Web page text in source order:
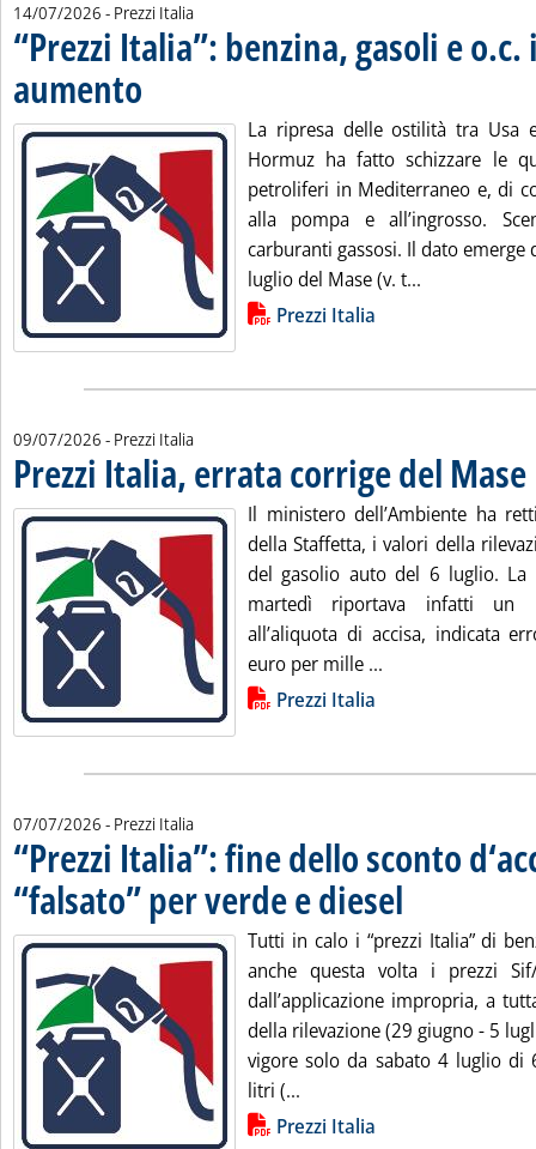
14/07/2026 - Prezzi Italia
“Prezzi Italia”: benzina, gasoli e
aumento . Pubblicata martedì 14 luglio 2026 alle 12.25.
La ripresa delle ostilità tra Usa
Hormuz ha fatto schizzare le
petroliferi in Mediterraneo e, di
alla pompa e all’ingrosso.
carburanti gassosi. Il dato emerge
luglio del Mase (v. t...
Lista allegati PDF alla notizia
Prezzi Italia
09/07/2026 - Prezzi Italia
Prezzi Italia, errata corrige del Mase
Il ministero dell’Ambiente ha
della Staffetta, i valori della
del gasolio auto del 6 luglio. La
martedì riportava infatti un
all’aliquota di accisa, indicata
euro per mille ...
Lista allegati PDF alla notizia
Prezzi Italia
07/07/2026 - Prezzi Italia
“Prezzi Italia”: fine dello sconto
“falsato” per verde e diesel
Tutti in calo i “prezzi Italia” di
anche questa volta i prezzi
dall’applicazione impropria, a
della rilevazione (29 giugno - 5
vigore solo da sabato 4 luglio di
litri (...
Lista allegati PDF alla notizia
Prezzi Italia